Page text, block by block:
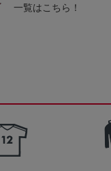
一覧はこちら！